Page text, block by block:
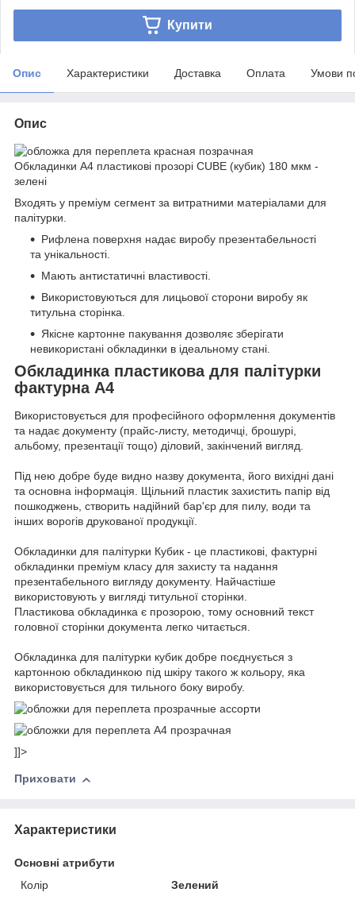
Купити
Опис Характеристики Доставка Оплата Умови
Опис
Обкладинки А4 пластикові прозорі CUBE (кубик) 180 мкм -
зелені
Входять у преміум сегмент за витратними матеріалами для
палітурки.
Рифлена поверхня надає виробу презентабельності
та унікальності.
Мають антистатичні властивості.
Використовуються для лицьової сторони виробу як
титульна сторінка.
Якісне картонне пакування дозволяє зберігати
невикористані обкладинки в ідеальному стані.
Обкладинка пластикова для палітурки
фактурна А4
Використовується для професійного оформлення документів
та надає документу (прайс-листу, методичці, брошурі,
альбому, презентації тощо) діловий, закінчений вигляд.
Під нею добре буде видно назву документа, його вихідні дані
та основна інформація. Щільний пластик захистить папір від
пошкоджень, створить надійний бар'єр для пилу, води та
інших ворогів друкованої продукції.
Обкладинки для палітурки Кубик - це пластикові, фактурні
обкладинки преміум класу для захисту та надання
презентабельного вигляду документу. Найчастіше
використовують у вигляді титульної сторінки.
Пластикова обкладинка є прозорою, тому основний текст
головної сторінки документа легко читається.
Обкладинка для палітурки кубик добре поєднується з
картонною обкладинкою під шкіру такого ж кольору, яка
використовується для тильного боку виробу.
]]>
Приховати
Характеристики
Основні атрибути
Колір
Зелений